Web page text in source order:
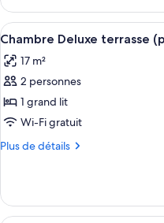
2
chambres
le
type
de
Chambre
Familiale,
chambres
Afficher
toutes
les
photos
pour
ce
type
Chambre
Deluxe
14
Chambre Deluxe terrasse
17 m²
2 personnes
1 grand lit
Wi-Fi gratuit
Plus de détails
Plus
le
type